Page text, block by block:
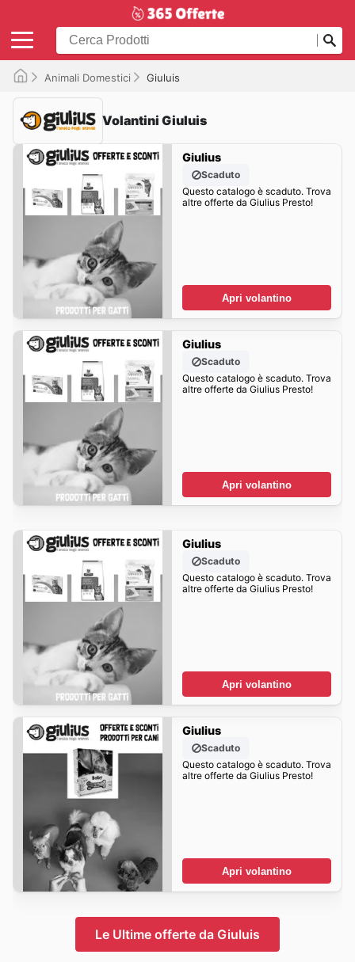
Animali Domestici Giuluis
Volantini Giuluis
Giulius
Scaduto
Questo catalogo è scaduto. Trova
altre offerte da Giulius Presto!
Apri volantino
Giulius
Scaduto
Questo catalogo è scaduto. Trova
altre offerte da Giulius Presto!
Apri volantino
Giulius
Scaduto
Questo catalogo è scaduto. Trova
altre offerte da Giulius Presto!
Apri volantino
Giulius
Scaduto
Questo catalogo è scaduto. Trova
altre offerte da Giulius Presto!
Apri volantino
Le Ultime offerte da Giuluis